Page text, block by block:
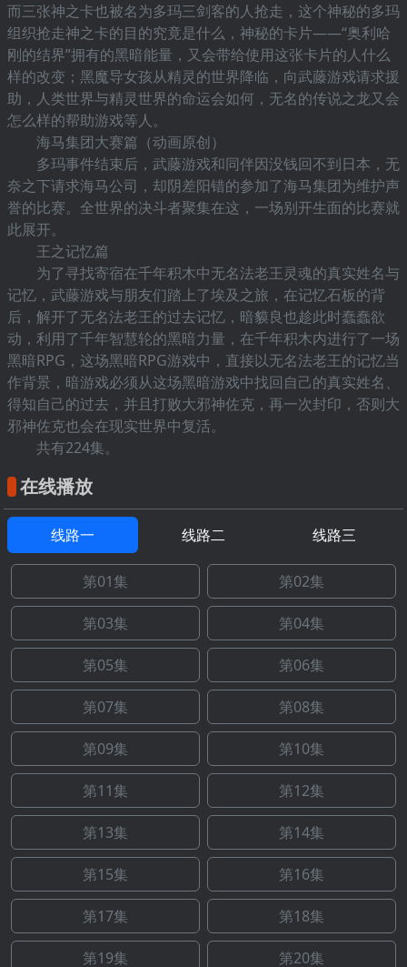
而三张神之卡也被名为多玛三剑客的人抢走，这个神秘的多玛
组织抢走神之卡的目的究竟是什么，神秘的卡片——“奥利哈
刚的结界”拥有的黑暗能量，又会带给使用这张卡片的人什么
样的改变；黑魔导女孩从精灵的世界降临，向武藤游戏请求援
助，人类世界与精灵世界的命运会如何，无名的传说之龙又会
怎么样的帮助游戏等人。
海马集团大赛篇（动画原创）
多玛事件结束后，武藤游戏和同伴因没钱回不到日本，无
奈之下请求海马公司，却阴差阳错的参加了海马集团为维护声
誉的比赛。全世界的决斗者聚集在这，一场别开生面的比赛就
此展开。
王之记忆篇
为了寻找寄宿在千年积木中无名法老王灵魂的真实姓名与
记忆，武藤游戏与朋友们踏上了埃及之旅，在记忆石板的背
后，解开了无名法老王的过去记忆，暗貘良也趁此时蠢蠢欲
动，利用了千年智慧轮的黑暗力量，在千年积木内进行了一场
黑暗RPG，这场黑暗RPG游戏中，直接以无名法老王的记忆当
作背景，暗游戏必须从这场黑暗游戏中找回自己的真实姓名、
得知自己的过去，并且打败大邪神佐克，再一次封印，否则大
邪神佐克也会在现实世界中复活。
共有224集。
在线播放
线路一 线路二 线路三
第01集 第02集
第03集 第04集
第05集 第06集
第07集 第08集
第09集 第10集
第11集 第12集
第13集 第14集
第15集 第16集
第17集 第18集
第19集 第20集